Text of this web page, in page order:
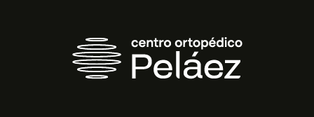
be
chosen
on